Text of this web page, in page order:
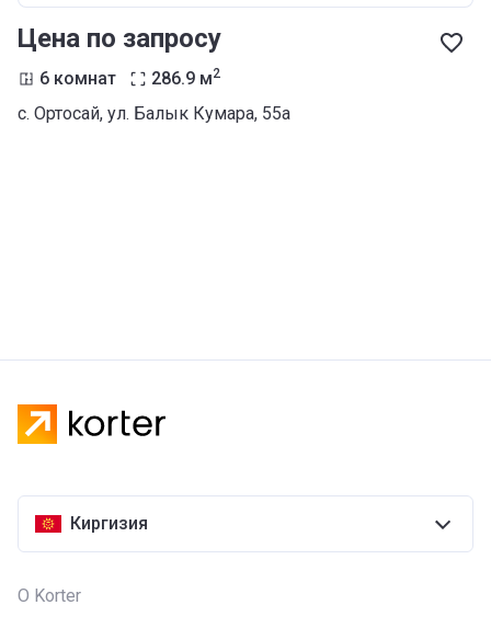
Цена по запросу
6 комнат 286.9 м2
с. Ортосай, ул. Балык Кумара, 55а
Киргизия
О Korter